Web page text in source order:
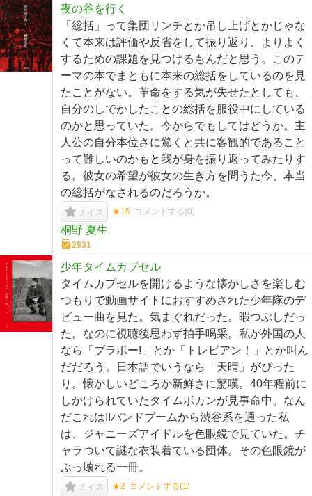
夜の谷を行く
「総括」って集団リンチとか吊し上げとかじゃな
くて本来は評価や反省をして振り返り、よりよく
するための課題を見つけるもんだと思う。このテ
ーマの本でまともに本来の総括をしているのを見
たことがない。革命をする気が失せたとしても、
自分のしでかしたことの総括を服役中にしている
のかと思っていた。今からでもしてはどうか。主
人公の自分本位さに驚くと共に客観的であること
って難しいのかもと我が身を振り返ってみたりす
る。彼女の希望が彼女の生き方を問うた今、本当
の総括がなされるのだろうか。
ナイス ★15 コメントする(0)
桐野 夏生
2931
少年タイムカプセル
タイムカプセルを開けるような懐かしさを楽しむ
つもりで動画サイトにおすすめされた少年隊のデ
ビュー曲を見た。気まぐれだった。暇つぶしだっ
た。なのに視聴後思わず拍手喝采。私が外国の人
なら「ブラボー!」とか「トレビアン！」とか叫ん
だだろう。日本語でいうなら「天晴」がぴった
り。懐かしいどころか新鮮さに驚嘆。40年程前に
しかけられていたタイムボカンが見事命中。なん
だこれは!!バンドブームから渋谷系を通った私
は、ジャニーズアイドルを色眼鏡で見ていた。チ
ャラついて謎な衣装着ている団体。その色眼鏡が
ぶっ壊れる一冊。
ナイス ★2 コメントする(1 )